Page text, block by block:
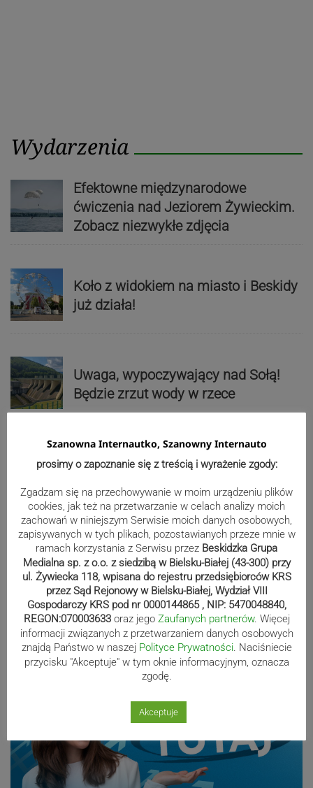
Wydarzenia
Efektowne międzynarodowe
ćwiczenia nad Jeziorem Żywieckim.
Zobacz niezwykłe zdjęcia
Koło z widokiem na miasto i Beskidy
już działa!
Uwaga, wypoczywający nad Sołą!
Będzie zrzut wody w rzece
Paweł Czycharowski przestał być
Blisko 60 tysięcy osób w Polsce
pobiera świadczenie Mama 4 plus.
Najwięcej w województwie śląskim
Reklama
Szanowna Internautko, Szanowny Internauto
prosimy o zapoznanie się z treścią i wyrażenie zgody:
Zgadzam się na przechowywanie w moim urządzeniu plików
cookies, jak też na przetwarzanie w celach analizy moich
zachowań w niniejszym Serwisie moich danych osobowych,
zapisywanych w tych plikach, pozostawianych przeze mnie w
ramach korzystania z Serwisu przez Beskidzka Grupa
Medialna sp. z o.o. z siedzibą w Bielsku-Białej (43-300) przy
ul. Żywiecka 118, wpisana do rejestru przedsiębiorców KRS
przez Sąd Rejonowy w Bielsku-Białej, Wydział VIII
Gospodarczy KRS pod nr 0000144865 , NIP: 5470048840,
REGON:070003633 oraz jego Zaufanych partnerów. Więcej
informacji związanych z przetwarzaniem danych osobowych
znajdą Państwo w naszej Polityce Prywatności. Naciśniecie
przycisku "Akceptuje" w tym oknie informacyjnym, oznacza
zgodę.
Akceptuje